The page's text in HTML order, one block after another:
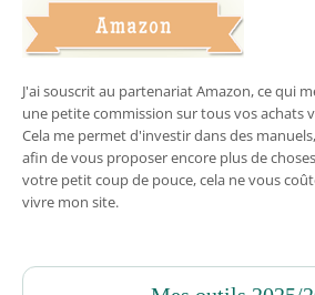
J'ai souscrit au partenariat Amazon, ce qui
une petite commission sur tous vos achats
Cela me permet d'investir dans des
afin de vous proposer encore plus de
votre petit coup de pouce, cela ne vous
vivre mon site.